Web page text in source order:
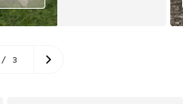
/ 3